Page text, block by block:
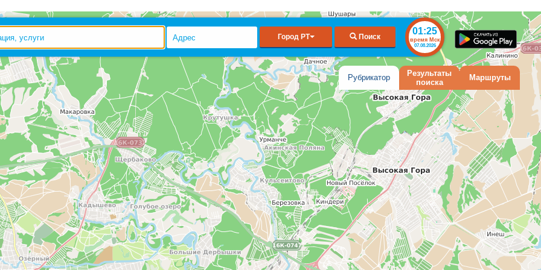
Город РТ Поиск
01:25
время Мск
07.08.2026
Рубрикатор
Результаты
поиска
Маршруты